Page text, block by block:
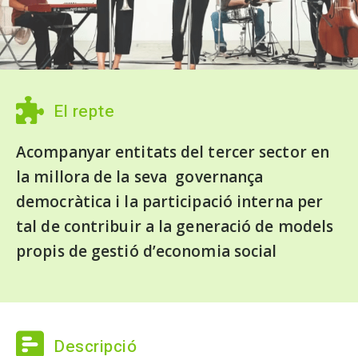
El repte
Acompanyar entitats del tercer sector en
la millora de la seva governança
democràtica i la participació interna per
tal de contribuir a la generació de models
propis de gestió d’economia social
Descripció